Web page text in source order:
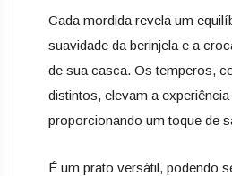
Cada mordida revela um
suavidade da berinjela e a
de sua casca. Os temperos,
distintos, elevam a
proporcionando um toque de
É um prato versátil, podendo